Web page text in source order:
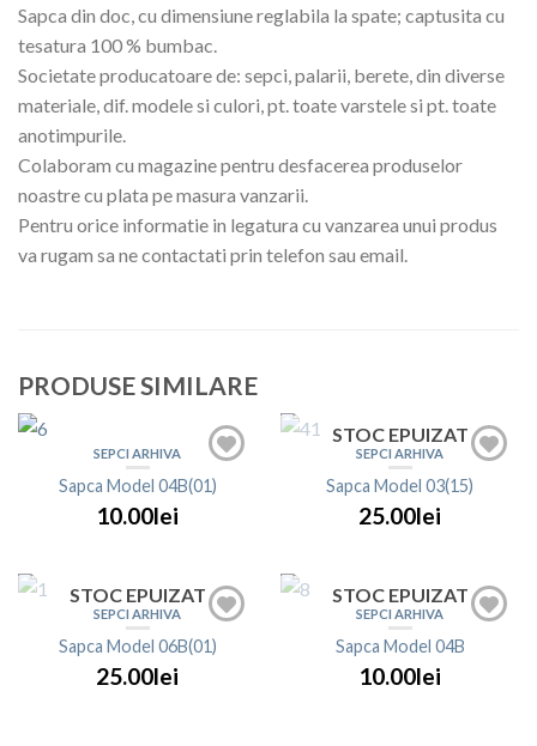
Sapca din doc, cu dimensiune reglabila la spate; captusita cu
tesatura 100 % bumbac.
Societate producatoare de: sepci, palarii, berete, din diverse
materiale, dif. modele si culori, pt. toate varstele si pt. toate
anotimpurile.
Colaboram cu magazine pentru desfacerea produselor
noastre cu plata pe masura vanzarii.
Pentru orice informatie in legatura cu vanzarea unui produs
va rugam sa ne contactati prin telefon sau email.
PRODUSE SIMILARE
SEPCI ARHIVA
Sapca Model 04B(01)
10.00lei
STOC EPUIZAT
SEPCI ARHIVA
Sapca Model 03(15)
25.00lei
STOC EPUIZAT
SEPCI ARHIVA
Sapca Model 06B(01)
25.00lei
STOC EPUIZAT
SEPCI ARHIVA
Sapca Model 04B
10.00lei